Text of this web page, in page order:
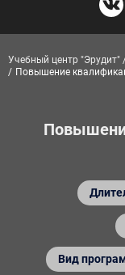
Учебный центр "Эрудит"
Повышение
Вид